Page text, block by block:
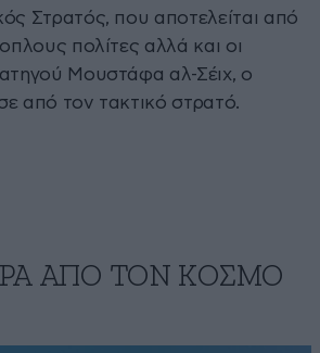
Στρατός, που αποτελείται από
πολίτες αλλά και οι
Μουστάφα αλ-Σέιχ, ο
από τον τακτικό στρατό.
ΑΠΟ ΤΟΝ ΚΟΣΜΟ